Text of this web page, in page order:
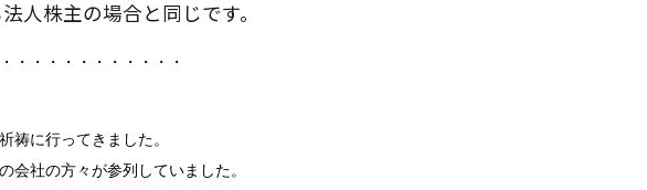
人株主の場合と同じです。
・・・・・・・・・・・
祷に行ってきました。
会社の方々が参列していました。